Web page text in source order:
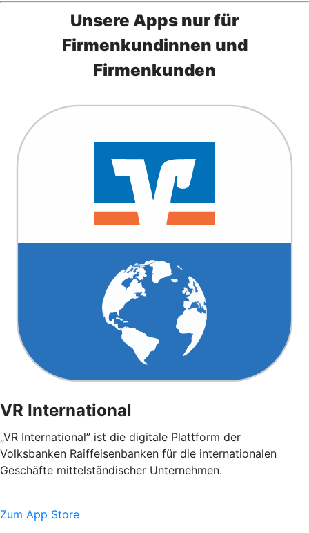
Unsere Apps nur für
Firmenkundinnen und
Firmenkunden
VR International
„VR International” ist die digitale Plattform der
Volksbanken Raiffeisenbanken für die internationalen
Geschäfte mittelständischer Unternehmen.
Zum App Store